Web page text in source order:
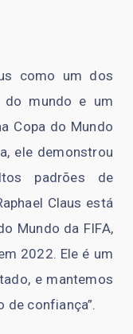
como um dos
do mundo e um
Copa do Mundo
ele demonstrou
padrões de
Claus está
Mundo da FIFA,
2022. Ele é um
e mantemos
de confiança”.